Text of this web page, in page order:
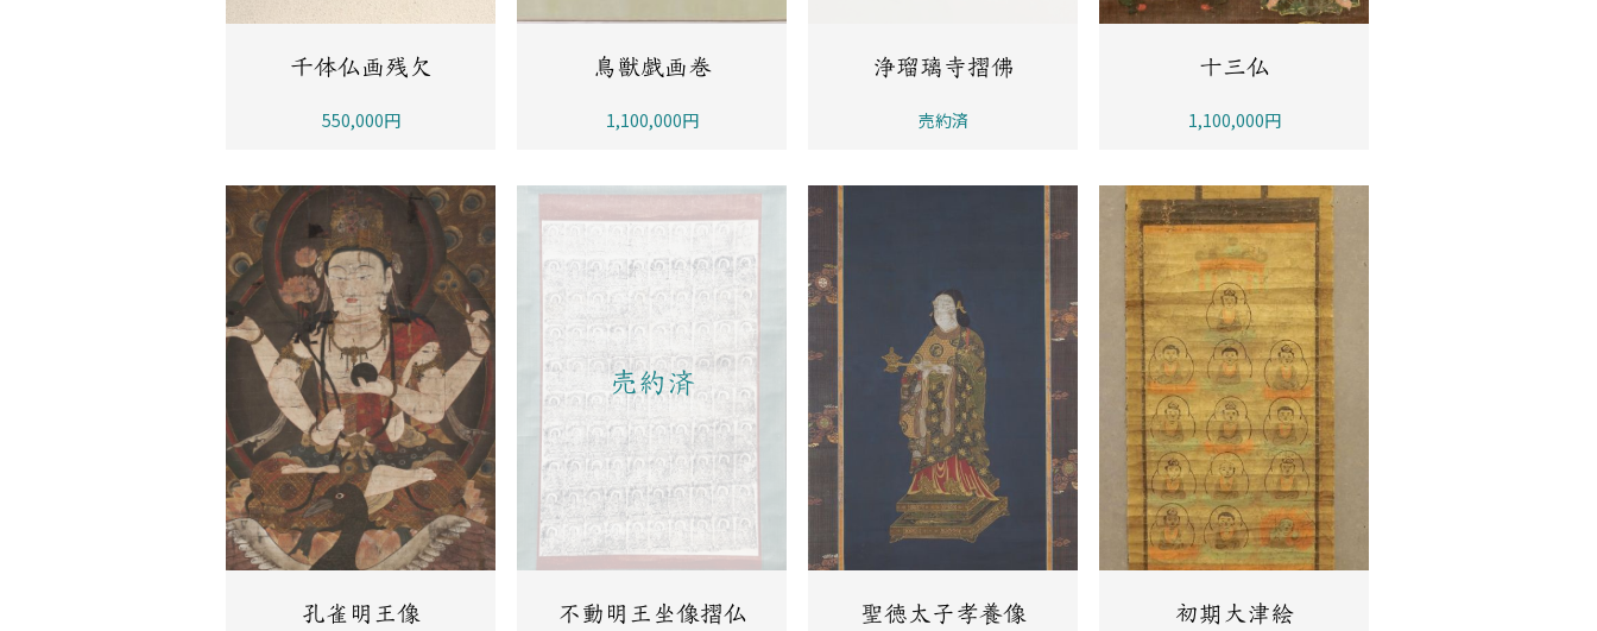
千体仏画残欠
550,000円
鳥獣戯画巻
1,100,000円
浄瑠璃寺摺佛
売約済
十三仏
1,100,000円
孔雀明王像
売約済
不動明王坐像摺仏 聖徳太子孝養像
初期大津絵